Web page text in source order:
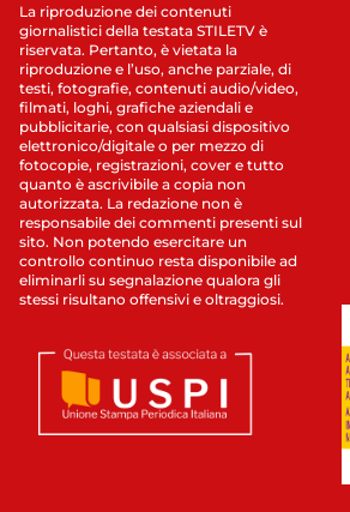
La riproduzione dei contenuti
giornalistici della testata STILETV è
riservata. Pertanto, è vietata la
riproduzione e l’uso, anche parziale, di
testi, fotografie, contenuti audio/video,
filmati, loghi, grafiche aziendali e
pubblicitarie, con qualsiasi dispositivo
elettronico/digitale o per mezzo di
fotocopie, registrazioni, cover e tutto
quanto è ascrivibile a copia non
autorizzata. La redazione non è
responsabile dei commenti presenti sul
sito. Non potendo esercitare un
controllo continuo resta disponibile ad
eliminarli su segnalazione qualora gli
stessi risultano offensivi e oltraggiosi.